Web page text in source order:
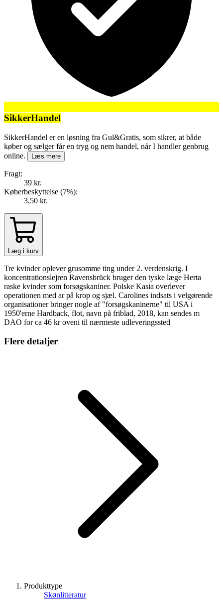
SikkerHandel
SikkerHandel er en løsning fra Gul&Gratis, som sikrer, at både
køber og sælger får en tryg og nem handel, når I handler genbrug
online.
Læs mere
Fragt:
39 kr.
Køberbeskyttelse (7%):
3,50 kr.
Læg i kurv
Tre kvinder oplever grusomme ting under 2. verdenskrig. I
koncentrationslejren Ravensbrück bruger den tyske læge Herta
raske kvinder som forsøgskaniner. Polske Kasia overlever
operationen med ar på krop og sjæl. Carolines indsats i velgørende
organisationer bringer nogle af "forsøgskaninerne" til USA i
1950'erne Hardback, flot, navn på friblad, 2018, kan sendes m
DAO for ca 46 kr oveni til nærmeste udleveringssted
Flere detaljer
Produkttype
Skønlitteratur